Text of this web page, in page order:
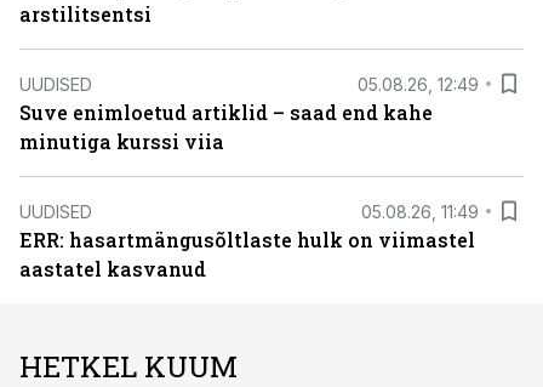
arstilitsentsi
UUDISED 05.08.26, 12:49
Suve enimloetud artiklid – saad end kahe
minutiga kurssi viia
UUDISED 05.08.26, 11:49
ERR: hasartmängusõltlaste hulk on viimastel
aastatel kasvanud
HETKEL KUUM